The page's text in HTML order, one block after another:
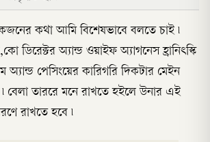
কথা আমি বিশেষভাবে বলতে চাই ৷
ডিরেক্টর অ্যান্ড ওয়াইফ অ্যাগনেস হ্রানিৎস্কি
অ্যান্ড পেসিংয়ের কারিগরি দিকটার মেইন
৷ বেলা তাররে মনে রাখতে হইলে উনার এই
রাখতে হবে ৷